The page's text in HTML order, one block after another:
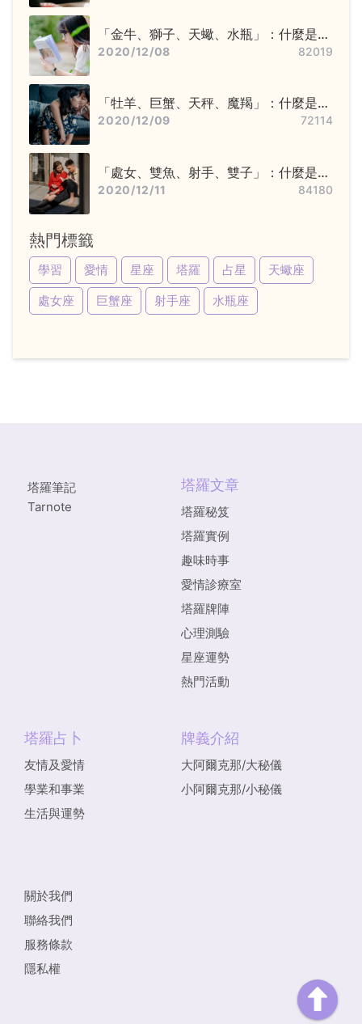
「金牛、獅子、天蠍、水瓶」：什麼是固
定星座，他們又該怎麼追？
2020/12/08 82019
「牡羊、巨蟹、天秤、魔羯」：什麼是基
本星座，他們又該怎麼追？
2020/12/09 72114
「處女、雙魚、射手、雙子」：什麼是變
動星座，他們又該怎麼追？
2020/12/11 84180
熱門標籤
學習 愛情 星座 塔羅 占星
天蠍座
處女座
巨蟹座 射手座 水瓶座
塔羅筆記
Tarnote
塔羅文章
塔羅秘笈
塔羅實例
趣味時事
愛情診療室
塔羅牌陣
心理測驗
星座運勢
熱門活動
塔羅占卜
友情及愛情
學業和事業
生活與運勢
牌義介紹
大阿爾克那/大秘儀
小阿爾克那/小秘儀
關於我們
聯絡我們
服務條款
隱私權